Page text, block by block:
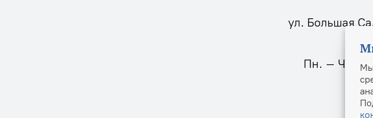
ул. Большая
Пн. – Чт.: